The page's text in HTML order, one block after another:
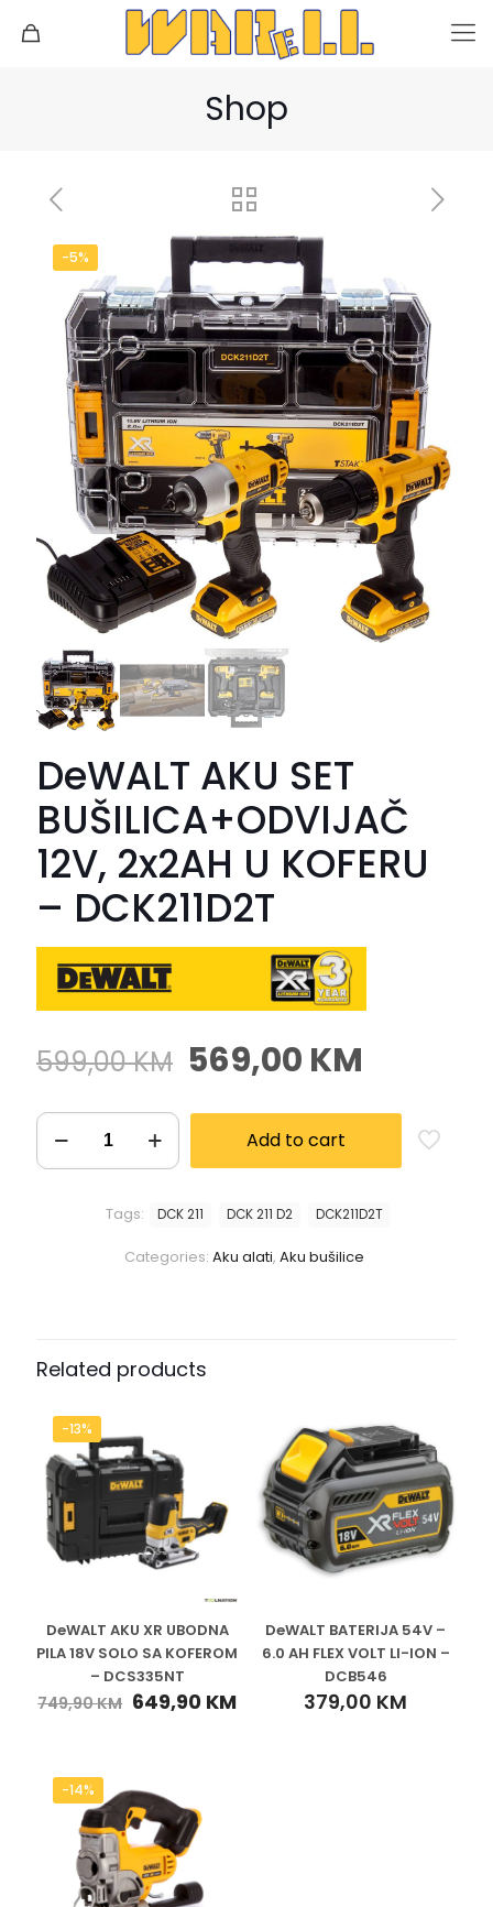
Shop
-5%
DeWALT AKU SET
BUŠILICA+ODVIJAČ
12V, 2x2AH U KOFERU
– DCK211D2T
599,00KM 569,00 KM
Add to cart
Categories: Aku alati, Aku bušilice
Tags: DCK 211 DCK 211 D2 DCK211D2T
Related products
-13%
DeWALT AKU XR UBODNA
PILA 18V SOLO SA KOFEROM
– DCS335NT
749,90KM 649,90 KM
DeWALT BATERIJA 54V –
6.0 AH FLEX VOLT LI-ION –
DCB546
379,00 KM
-14%